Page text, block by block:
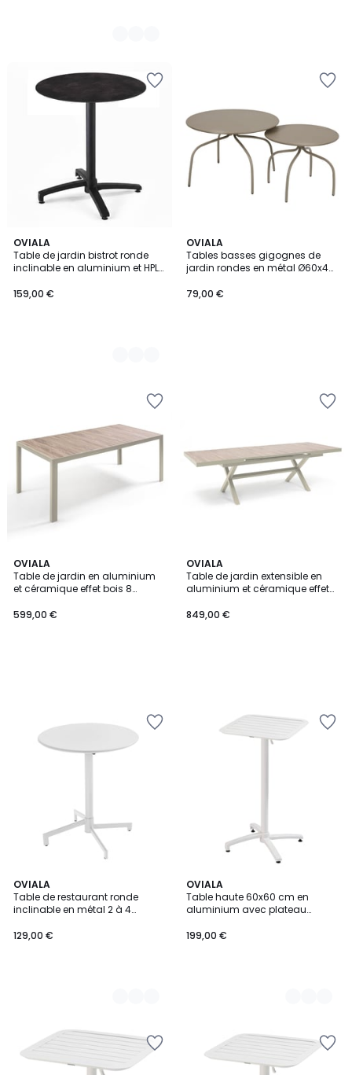
OVIALA
Table de jardin bistrot ronde
inclinable en aluminium et HPL
159,00 €
7
Couleurs
OVIALA
Tables basses gigognes de
jardin rondes en métal Ø60x40
79,00 €
OVIALA
Table de jardin en aluminium
et céramique effet bois 8
599,00 €
OVIALA
Table de jardin extensible en
aluminium et céramique effet
(200/260x100 cm) , TIVOLI
849,00 €
OVIALA
Table de restaurant ronde
inclinable en métal 2 à 4
129,00 €
9
Couleurs
OVIALA
Table haute 60x60 cm en
aluminium avec plateau
199,00 €
2
Couleurs